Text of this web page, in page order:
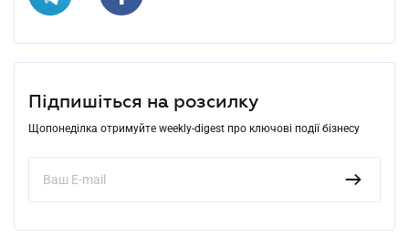
Підпишіться на розсилку
Щопонеділка отримуйте weekly-digest про ключові події бізнесу